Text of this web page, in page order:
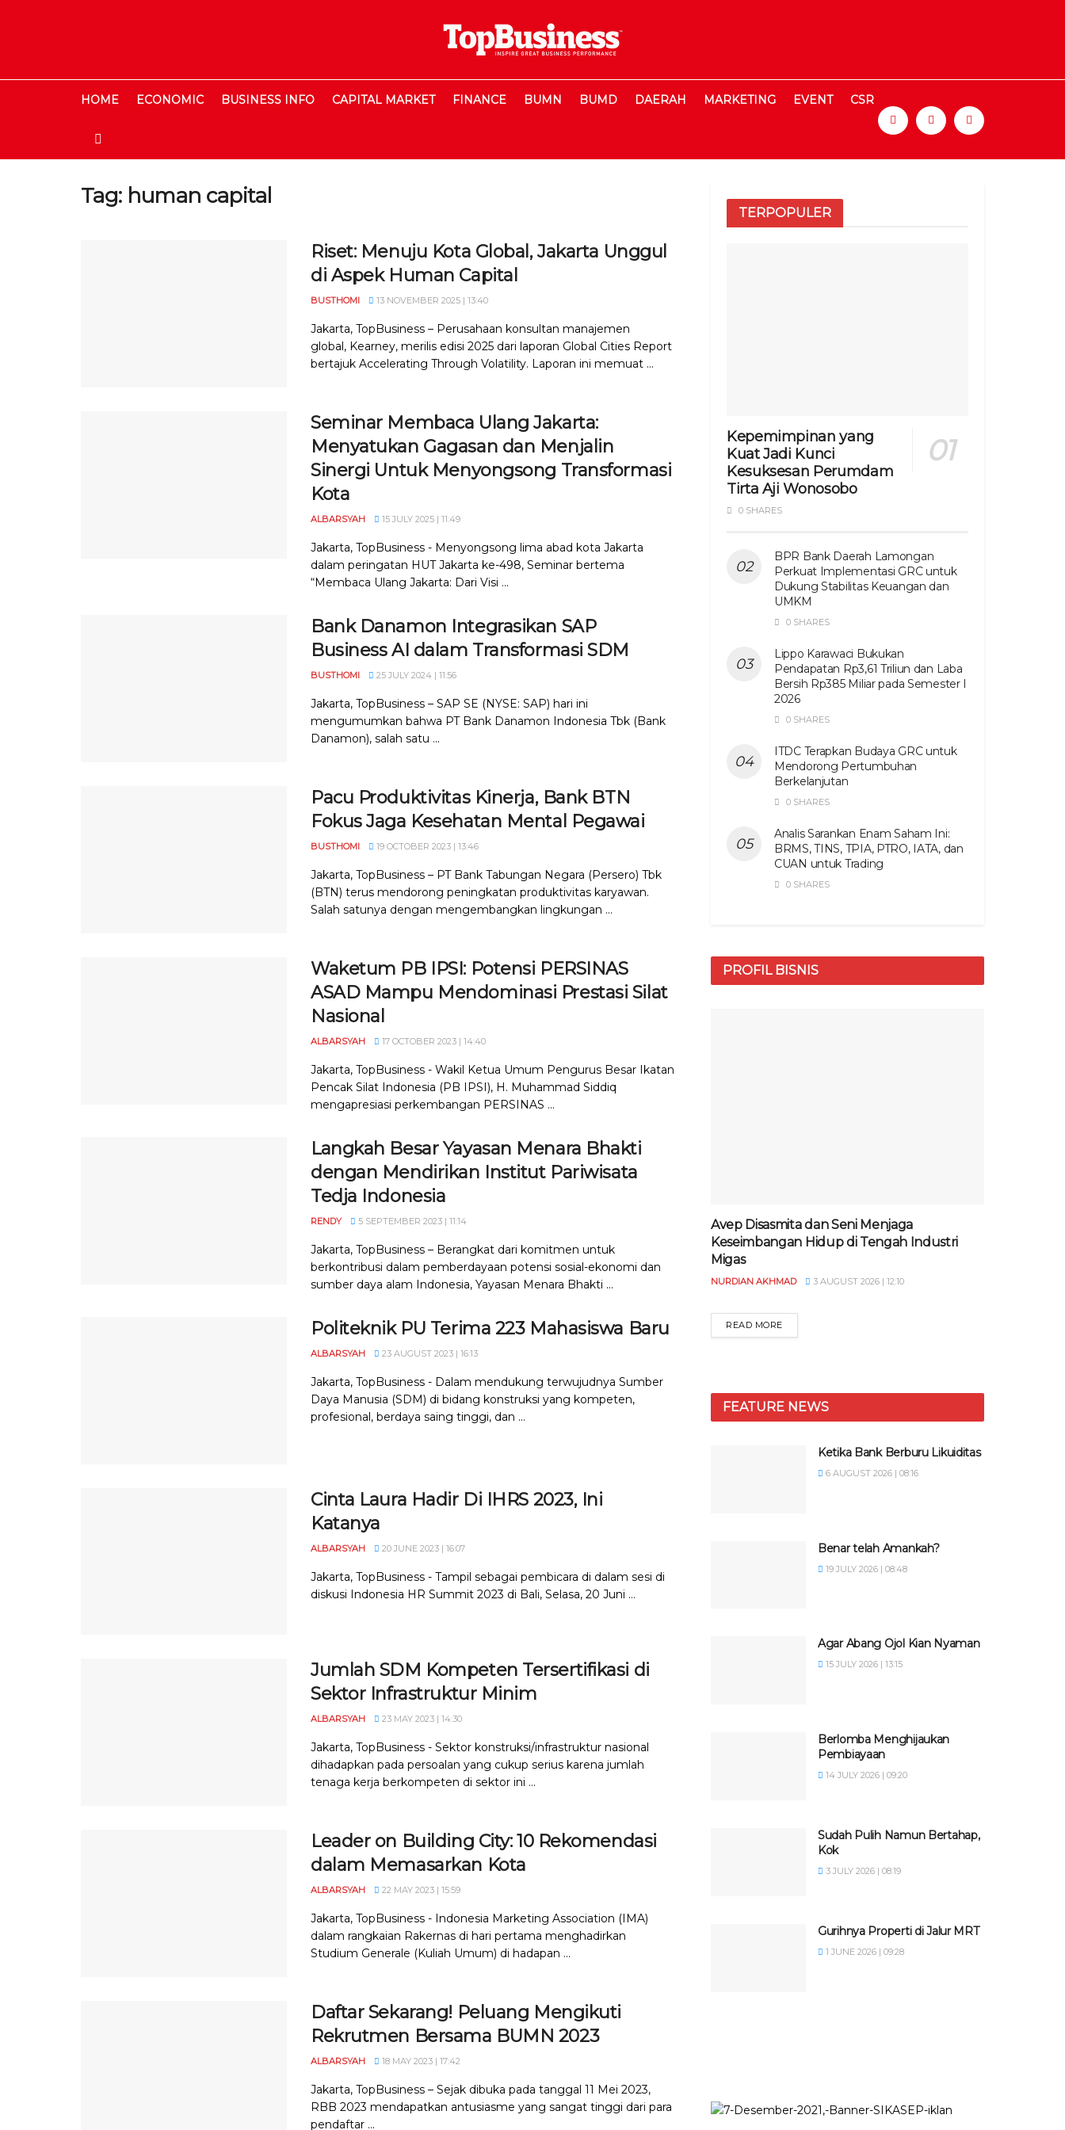
HOME ECONOMIC BUSINESS INFO CAPITAL MARKET FINANCE BUMN BUMD DAERAH MARKETING EVENT CSR
Tag: human capital
Riset: Menuju Kota Global, Jakarta Unggul
di Aspek Human Capital
BUSTHOMI 13 NOVEMBER 2025 | 13:40
Jakarta, TopBusiness – Perusahaan konsultan manajemen
global, Kearney, merilis edisi 2025 dari laporan Global Cities Report
bertajuk Accelerating Through Volatility. Laporan ini memuat ...
Seminar Membaca Ulang Jakarta:
Menyatukan Gagasan dan Menjalin
Sinergi Untuk Menyongsong Transformasi
Kota
ALBARSYAH 15 JULY 2025 | 11:49
Jakarta, TopBusiness - Menyongsong lima abad kota Jakarta
dalam peringatan HUT Jakarta ke-498, Seminar bertema
“Membaca Ulang Jakarta: Dari Visi ...
Bank Danamon Integrasikan SAP
Business AI dalam Transformasi SDM
BUSTHOMI 25 JULY 2024 | 11:56
Jakarta, TopBusiness – SAP SE (NYSE: SAP) hari ini
mengumumkan bahwa PT Bank Danamon Indonesia Tbk (Bank
Danamon), salah satu ...
Pacu Produktivitas Kinerja, Bank BTN
Fokus Jaga Kesehatan Mental Pegawai
BUSTHOMI 19 OCTOBER 2023 | 13:46
Jakarta, TopBusiness – PT Bank Tabungan Negara (Persero) Tbk
(BTN) terus mendorong peningkatan produktivitas karyawan.
Salah satunya dengan mengembangkan lingkungan ...
Waketum PB IPSI: Potensi PERSINAS
ASAD Mampu Mendominasi Prestasi Silat
Nasional
ALBARSYAH 17 OCTOBER 2023 | 14:40
Jakarta, TopBusiness - Wakil Ketua Umum Pengurus Besar Ikatan
Pencak Silat Indonesia (PB IPSI), H. Muhammad Siddiq
mengapresiasi perkembangan PERSINAS ...
Langkah Besar Yayasan Menara Bhakti
dengan Mendirikan Institut Pariwisata
Tedja Indonesia
RENDY 5 SEPTEMBER 2023 | 11:14
Jakarta, TopBusiness – Berangkat dari komitmen untuk
berkontribusi dalam pemberdayaan potensi sosial-ekonomi dan
sumber daya alam Indonesia, Yayasan Menara Bhakti ...
Politeknik PU Terima 223 Mahasiswa Baru
ALBARSYAH 23 AUGUST 2023 | 16:13
Jakarta, TopBusiness - Dalam mendukung terwujudnya Sumber
Daya Manusia (SDM) di bidang konstruksi yang kompeten,
profesional, berdaya saing tinggi, dan ...
Cinta Laura Hadir Di IHRS 2023, Ini
Katanya
ALBARSYAH 20 JUNE 2023 | 16:07
Jakarta, TopBusiness - Tampil sebagai pembicara di dalam sesi di
diskusi Indonesia HR Summit 2023 di Bali, Selasa, 20 Juni ...
Jumlah SDM Kompeten Tersertifikasi di
Sektor Infrastruktur Minim
ALBARSYAH 23 MAY 2023 | 14:30
Jakarta, TopBusiness - Sektor konstruksi/infrastruktur nasional
dihadapkan pada persoalan yang cukup serius karena jumlah
tenaga kerja berkompeten di sektor ini ...
Leader on Building City: 10 Rekomendasi
dalam Memasarkan Kota
ALBARSYAH 22 MAY 2023 | 15:59
Jakarta, TopBusiness - Indonesia Marketing Association (IMA)
dalam rangkaian Rakernas di hari pertama menghadirkan
Studium Generale (Kuliah Umum) di hadapan ...
Daftar Sekarang! Peluang Mengikuti
Rekrutmen Bersama BUMN 2023
ALBARSYAH 18 MAY 2023 | 17:42
Jakarta, TopBusiness – Sejak dibuka pada tanggal 11 Mei 2023,
RBB 2023 mendapatkan antusiasme yang sangat tinggi dari para
pendaftar ...
TERPOPULER
Kepemimpinan yang
Kuat Jadi Kunci
Kesuksesan Perumdam
Tirta Aji Wonosobo
0 SHARES
BPR Bank Daerah Lamongan
Perkuat Implementasi GRC untuk
Dukung Stabilitas Keuangan dan
UMKM
0 SHARES
Lippo Karawaci Bukukan
Pendapatan Rp3,61 Triliun dan Laba
Bersih Rp385 Miliar pada Semester I
2026
0 SHARES
ITDC Terapkan Budaya GRC untuk
Mendorong Pertumbuhan
Berkelanjutan
0 SHARES
Analis Sarankan Enam Saham Ini:
BRMS, TINS, TPIA, PTRO, IATA, dan
CUAN untuk Trading
0 SHARES
PROFIL BISNIS
Avep Disasmita dan Seni Menjaga
Keseimbangan Hidup di Tengah Industri
Migas
NURDIAN AKHMAD 3 AUGUST 2026 | 12:10
READ MORE
FEATURE NEWS
Ketika Bank Berburu Likuiditas
6 AUGUST 2026 | 08:16
Benar telah Amankah?
19 JULY 2026 | 08:48
Agar Abang Ojol Kian Nyaman
15 JULY 2026 | 13:15
Berlomba Menghijaukan
Pembiayaan
14 JULY 2026 | 09:20
Sudah Pulih Namun Bertahap,
Kok
3 JULY 2026 | 08:19
Gurihnya Properti di Jalur MRT
1 JUNE 2026 | 09:28